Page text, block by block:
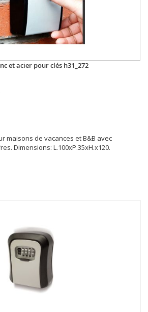
et acier pour clés h31_272
maisons de vacances et B&B avec
Dimensions: L.100xP.35xH.x120.